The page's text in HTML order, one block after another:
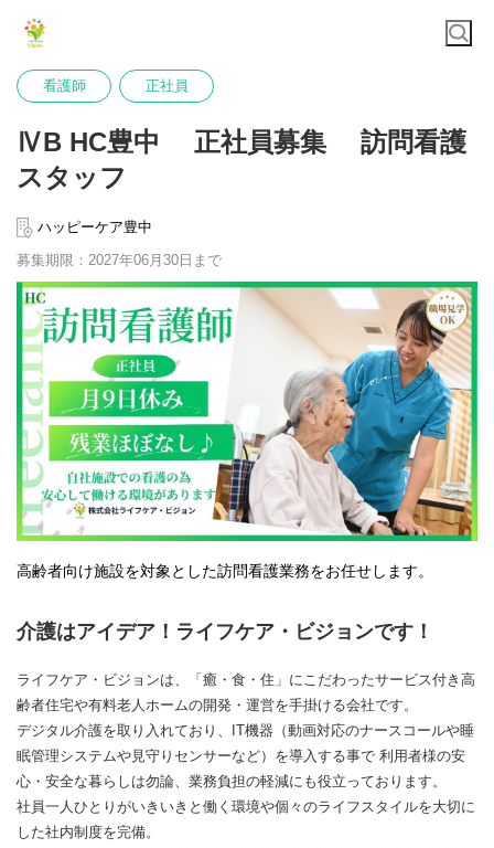
看護師 正社員
ⅣB HC豊中 正社員募集 訪問看護
スタッフ
ハッピーケア豊中
募集期限：2027年06月30日まで
高齢者向け施設を対象とした訪問看護業務をお任せします。
介護はアイデア！ライフケア・ビジョンです！
ライフケア・ビジョンは、「癒・食・住」にこだわったサービス付き高
齢者住宅や有料老人ホームの開発・運営を手掛ける会社です。
デジタル介護を取り入れており、IT機器（動画対応のナースコールや睡
眠管理システムや見守りセンサーなど）を導入する事で 利用者様の安
心・安全な暮らしは勿論、業務負担の軽減にも役立っております。
社員一人ひとりがいきいきと働く環境や個々のライフスタイルを大切に
した社内制度を完備。